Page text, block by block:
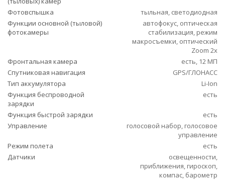
Фотовспышка
тыльная, светодиодная
Функции основной (тыловой)
фотокамеры
автофокус, оптическая
стабилизация, режим
макросъемки, оптический
Zoom 2x
Фронтальная камера
есть, 12 МП
Спутниковая навигация
GPS/ГЛОНАСС
Тип аккумулятора
Li-Ion
Функция беспроводной
зарядки
есть
Функция быстрой зарядки
есть
Управление
голосовой набор, голосовое
управление
Режим полета
есть
Датчики
освещенности,
приближения, гироскоп,
компас, барометр